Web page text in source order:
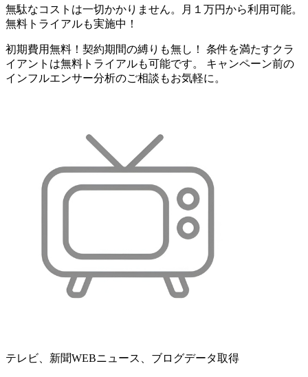
無駄なコストは一切かかりません。月１万円から利用可能。
無料トライアルも実施中！
初期費用無料！契約期間の縛りも無し！ 条件を満たすクラ
イアントは無料トライアルも可能です。 キャンペーン前の
インフルエンサー分析のご相談もお気軽に。
テレビ、新聞WEBニュース、ブログデータ取得